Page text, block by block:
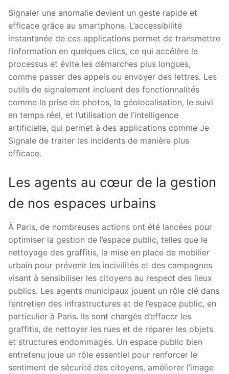
Signaler une anomalie devient un geste rapide et
efficace grâce au smartphone. L’accessibilité
instantanée de ces applications permet de transmettre
l’information en quelques clics, ce qui accélère le
processus et évite les démarches plus longues,
comme passer des appels ou envoyer des lettres. Les
outils de signalement incluent des fonctionnalités
comme la prise de photos, la géolocalisation, le suivi
en temps réel, et l’utilisation de l’intelligence
artificielle, qui permet à des applications comme Je
Signale de traiter les incidents de manière plus
efficace.
Les agents au cœur de la gestion
de nos espaces urbains
À Paris, de nombreuses actions ont été lancées pour
optimiser la gestion de l’espace public, telles que le
nettoyage des graffitis, la mise en place de mobilier
urbain pour prévenir les incivilités et des campagnes
visant à sensibiliser les citoyens au respect des lieux
publics. Les agents municipaux jouent un rôle clé dans
l’entretien des infrastructures et de l’espace public, en
particulier à Paris. Ils sont chargés d’effacer les
graffitis, de nettoyer les rues et de réparer les objets
et structures endommagés. Un espace public bien
entretenu joue un rôle essentiel pour renforcer le
sentiment de sécurité des citoyens, améliorer l’image